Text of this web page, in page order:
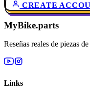
CREATE
MyBike.parts
Reseñas reales de piezas
Links